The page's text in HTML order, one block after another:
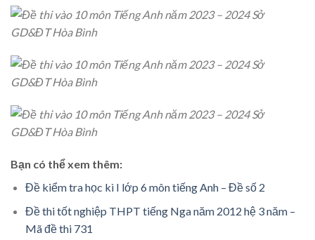
Bạn có thể xem thêm:
Đề kiểm tra học kì I lớp 6 môn tiếng Anh – Đề số 2
Đề thi tốt nghiệp THPT tiếng Nga năm 2012 hệ 3 năm –
Mã đề thi 731